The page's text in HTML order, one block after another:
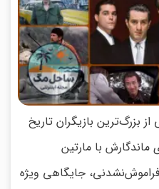
بزرگ‌ترین بازیگران تاریخ
با مارتین
جایگاهی ویژه